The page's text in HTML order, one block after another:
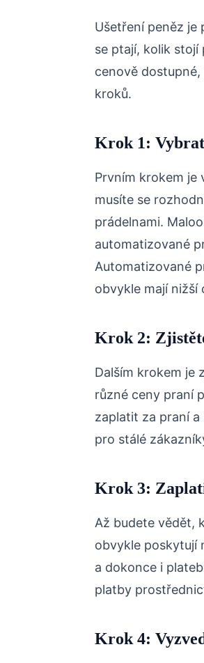
Ušetření peněz je
se ptají, kolik stojí
cenově
kroků.
Krok 1:
Prvním krokem je
musíte se
prádelnami.
automatizované
Automatizované
obvykle mají nižší
Krok 2:
Dalším krokem je
různé ceny praní
zaplatit za praní a
pro stálé
Krok 3:
Až budete vědět,
obvykle poskytují
a dokonce i
platby
Krok 4: